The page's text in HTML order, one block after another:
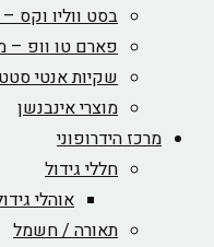
בסט ווליו וקס
פארם טו וופ –
שקיות אנטי
מוצרי אינבנשן
מרכז הידרופוני
חללי גידול
אוהלי
תאורה / חשמל